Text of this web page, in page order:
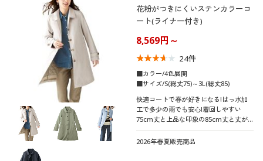
花粉がつきにくいステンカラーコ
ート(ライナー付き)
8,569円～
24件
■カラー/4色展開
■サイズ/S(総丈75)～3L(総丈85)
快適コートで春が好きになる!はっ水加
工で多少の雨でも安心!着回しやすい
75cm丈と上品な印象の85cm丈と丈が
選べる多機能コート!花粉に負けない!寒
暖差に負けない!
2026年春夏販売商品